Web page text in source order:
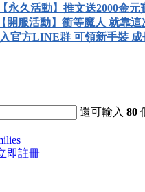
【永久活動】推文送2000金元
【開服活動】衝等魔人 就靠這
入官方LINE群 可領新手裝
還可輸入80
即註冊